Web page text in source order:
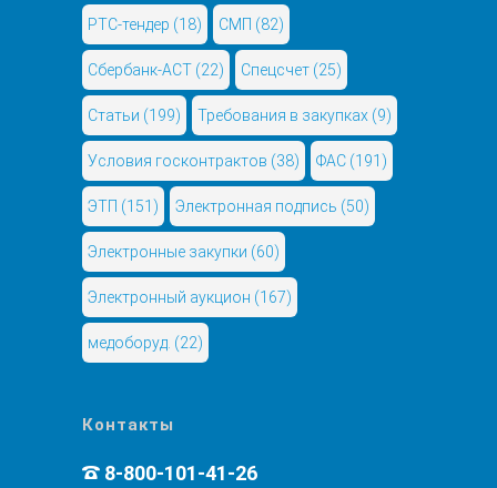
РТС-тендер (18) СМП (82)
Сбербанк-АСТ (22) Спецсчет (25)
Статьи (199) Требования в закупках (9)
Условия госконтрактов (38) ФАС (191)
ЭТП (151) Электронная подпись (50)
Электронные закупки (60)
Электронный аукцион (167)
медоборуд. (22)
Контакты
8-800-101-41-26